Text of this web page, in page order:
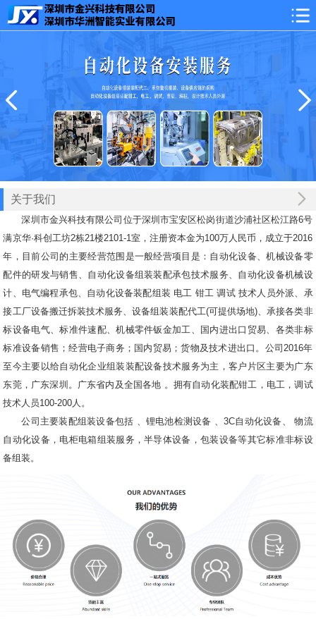
关于我们
深圳市金兴科技有限公司位于深圳市宝安区松岗街道沙浦社区松江路6号
满京华·科创工坊2栋21楼2101-1室，注册资本金为100万人民币，成立于2016
年，目前公司的主要经营范围是一般经营项目是：自动化设备、机械设备零
配件的研发与销售、自动化设备组装装配承包技术服务、自动化设备机械设
计、电气编程承包、自动化设备装配组装 电工 钳工 调试 技术人员外派、承
接工厂设备搬迁拆装技术服务、设备组装装配代工(可提供场地)、承接各类非
标设备电气、标准件速配、机械零件钣金加工、国内进出口贸易、各类非标
标准设备销售；经营电子商务；国内贸易；货物及技术进出口。公司2016年
至今主要以给自动化企业组装装配设备技术服务为主，客户片区主要为广东
东莞，广东深圳。广东省内及全国各地 。拥有自动化装配钳工，电工，调试
技术人员100-200人。
公司主要装配组装设备包括 、锂电池检测设备 、3C自动化设备、 物流
自动化设备，电柜电箱组装服务，半导体设备，包装设备等其它标准非标设
备组装。